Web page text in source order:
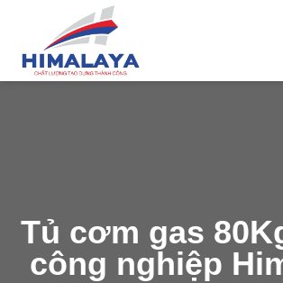
Tủ cơm gas
công nghiệp